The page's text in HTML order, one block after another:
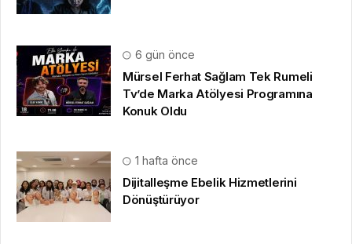
6 gün önce
Mürsel Ferhat Sağlam Tek Rumeli
Tv’de Marka Atölyesi Programına
Konuk Oldu
1 hafta önce
Dijitalleşme Ebelik Hizmetlerini
Dönüştürüyor